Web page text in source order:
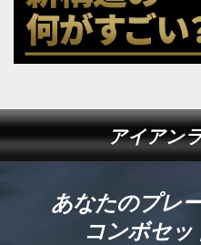
アイアン
あなたのプレ
コンボセッ